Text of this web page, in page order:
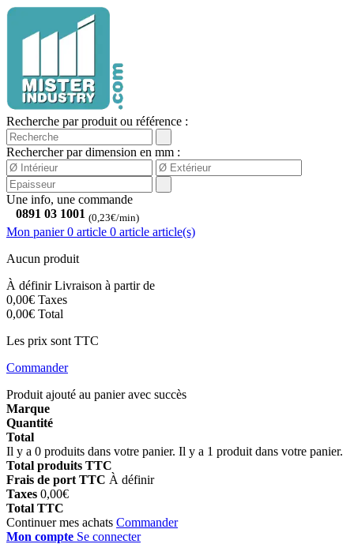
Recherche par produit ou référence :
Rechercher par dimension en mm :
Une info, une commande
0891 03 1001 (0,23€/min)
Mon panier 0 article 0 article article(s)
Aucun produit
À définirLivraison à partir de
0,00€ Taxes
0,00€ Total
Les prix sont TTC
Commander
Produit ajouté au panier avec succès
Marque
Quantité
Total
Il y a 0 produits dans votre panier. Il y a 1 produit dans votre panier.
Total produits TTC
Frais de port TTC À définir
Taxes 0,00€
Total TTC
Continuer mes achats Commander
Mon compte Se connecter